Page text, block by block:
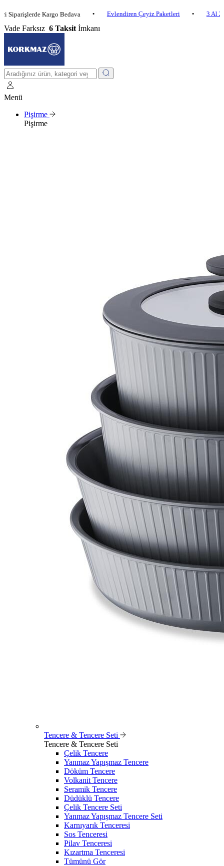
Kargo Bedava • Evlendiren Çeyiz Paketleri • 3 Al 2 Öde
Vade Farksız 6 Taksit İmkanı
Menü
Pişirme
Pişirme
Tencere & Tencere Seti
Tencere & Tencere Seti
Çelik Tencere
Yanmaz Yapışmaz Tencere
Döküm Tencere
Volkanit Tencere
Seramik Tencere
Düdüklü Tencere
Çelik Tencere Seti
Yanmaz Yapışmaz Tencere Seti
Karnıyarık Tenceresi
Sos Tenceresi
Pilav Tenceresi
Kızartma Tenceresi
Tümünü Gör